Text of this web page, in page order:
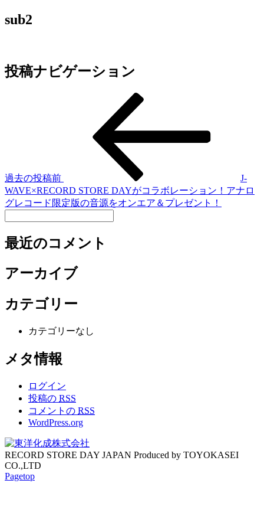
sub2
投稿ナビゲーション
過去の投稿前
J-
WAVE×RECORD STORE DAYがコラボレーション！アナロ
グレコード限定版の音源をオンエア＆プレゼント！
最近のコメント
アーカイブ
カテゴリー
カテゴリーなし
メタ情報
ログイン
投稿の RSS
コメントの RSS
WordPress.org
RECORD STORE DAY JAPAN Produced by TOYOKASEI
CO.,LTD
Pagetop